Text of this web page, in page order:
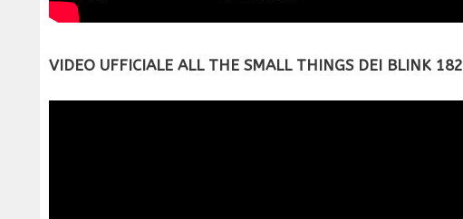
VIDEO UFFICIALE ALL THE SMALL THINGS DEI BLINK 182